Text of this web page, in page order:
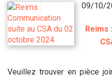
09/10/
Reims
Veuillez trouver en pièce